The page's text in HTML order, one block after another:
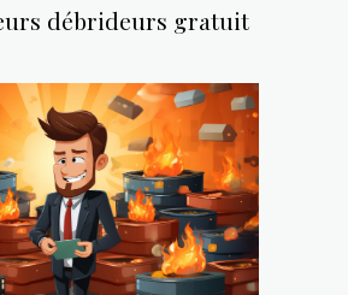
débrideurs gratuit